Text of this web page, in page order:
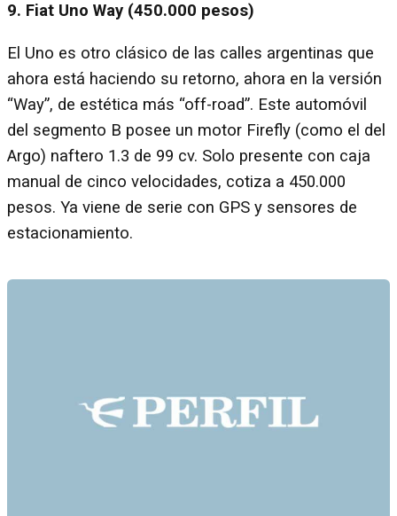
9. Fiat Uno Way (450.000 pesos)
El Uno es otro clásico de las calles argentinas que
ahora está haciendo su retorno, ahora en la versión
“Way”, de estética más “off-road”. Este automóvil
del segmento B posee un motor Firefly (como el del
Argo) naftero 1.3 de 99 cv. Solo presente con caja
manual de cinco velocidades, cotiza a 450.000
pesos. Ya viene de serie con GPS y sensores de
estacionamiento.